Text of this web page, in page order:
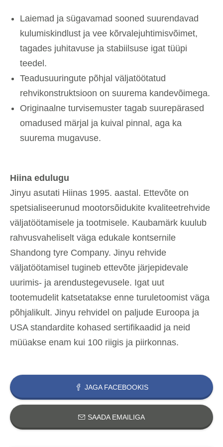
Laiemad ja sügavamad sooned suurendavad
kulumiskindlust ja vee kõrvalejuhtimisvõimet,
tagades juhitavuse ja stabiilsuse igat tüüpi
teedel.
Teadusuuringute põhjal väljatöötatud
rehvikonstruktsioon on suurema kandevõimega.
Originaalne turvisemuster tagab suurepärased
omadused märjal ja kuival pinnal, aga ka
suurema mugavuse.
Hiina edulugu
Jinyu asutati Hiinas 1995. aastal. Ettevõte on
spetsialiseerunud mootorsõidukite kvaliteetrehvide
väljatöötamisele ja tootmisele. Kaubamärk kuulub
rahvusvaheliselt väga edukale kontsernile
Shandong tyre Company. Jinyu rehvide
väljatöötamisel tugineb ettevõte järjepidevale
uurimis- ja arendustegevusele. Igat uut
tootemudelit katsetatakse enne turuletoomist väga
põhjalikult. Jinyu rehvidel on paljude Euroopa ja
USA standardite kohased sertifikaadid ja neid
müüakse enam kui 100 riigis ja piirkonnas.
JAGA FACEBOOKIS
SAADA EMAILIGA